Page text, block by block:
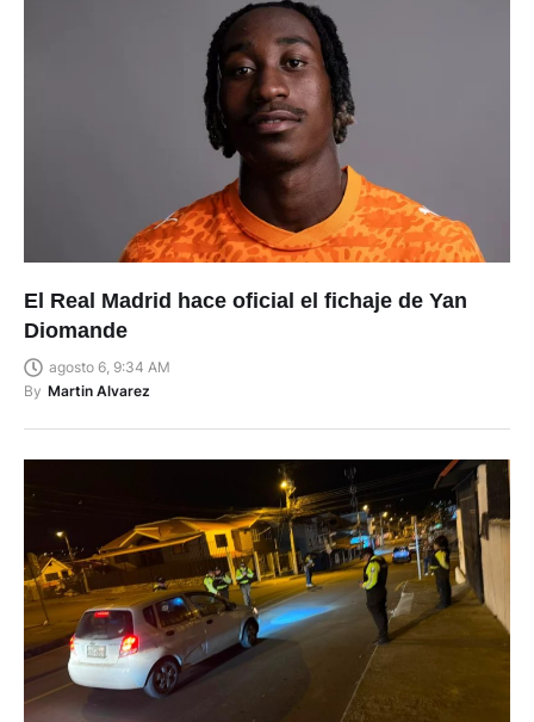
El Real Madrid hace oficial el fichaje de Yan
Diomande
agosto 6, 9:34 AM
By Martin Alvarez